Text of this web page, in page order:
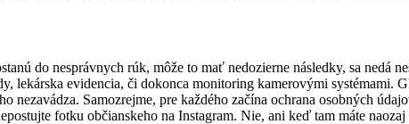
do nesprávnych rúk, môže to mať nedozierne následky, sa nedá
lekárska evidencia, či dokonca monitoring kamerovými systémami.
nezavádza. Samozrejme, pre každého začína ochrana osobných
fotku občianskeho na Instagram. Nie, ani keď tam máte